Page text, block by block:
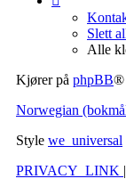
Slett
Alle
Kjører på phpBB®
Norwegian
Style we_universal
PRIVACY_LINK |